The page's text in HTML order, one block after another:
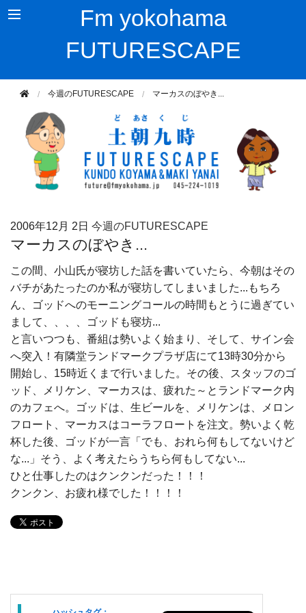
Fm yokohama
FUTURESCAPE
今週のFUTURESCAPE マーカスのぼやき...
2006年12月 2日 今週のFUTURESCAPE
マーカスのぼやき...
この間、小山氏が寝坊した話を書いていたら、今朝はその
バチがあたったのか私が寝坊してしまいました...もちろ
ん、ゴッドへのモーニングコールの時間もとうに過ぎてい
まして、、、、ゴッドも寝坊...
と言いつつも、番組は勢いよく始まり、そして、サイン会
へ突入！有隣堂ランドマークプラザ店にて13時30分から
開始し、15時近くまで行いました。その後、スタッフのゴ
ッド、メリケン、マーカスは、疲れた～とランドマーク内
のカフェへ。ゴッドは、生ビールを、メリケンは、メロン
フロート、マーカスはコーラフロートを注文。勢いよく乾
杯した後、ゴッドが一言「でも、おれら何もしてないけど
な...」そう、よく考えたらうちら何もしてない...
ひと仕事したのはクンクンだった！！！
クンクン、お疲れ様でした！！！！